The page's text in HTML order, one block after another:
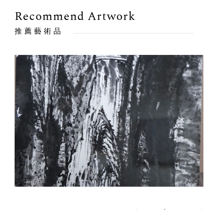
Recommend Artwork
推薦藝術品